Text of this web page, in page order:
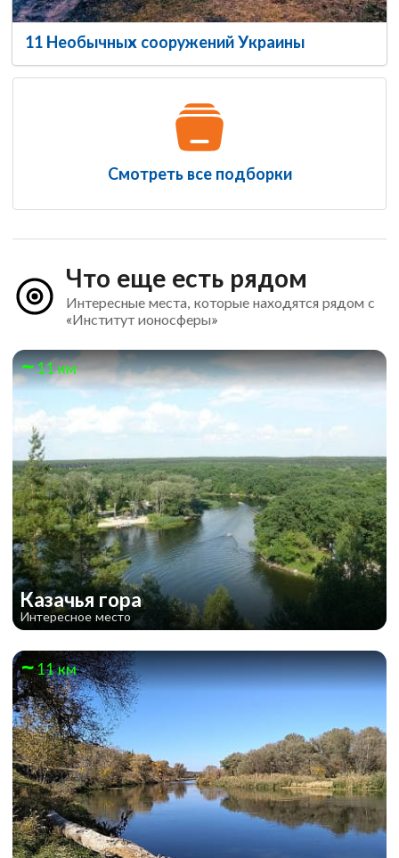
11 Необычных сооружений Украины
Смотреть все подборки
Что еще есть рядом
Интересные места, которые находятся рядом с
«Институт ионосферы»
11 км
Казачья гора
Интересное место
11 км